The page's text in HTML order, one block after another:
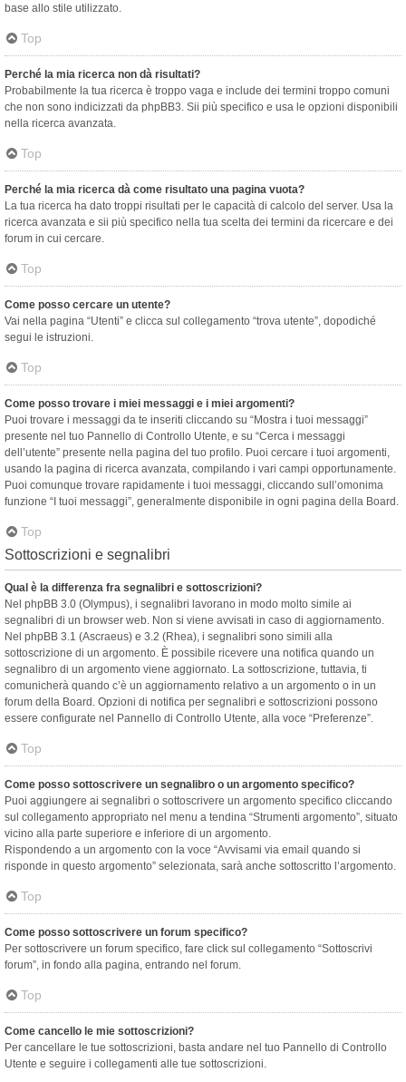
base allo stile utilizzato.
Top
Perché la mia ricerca non dà risultati?
Probabilmente la tua ricerca è troppo vaga e include dei termini troppo comuni
che non sono indicizzati da phpBB3. Sii più specifico e usa le opzioni disponibili
nella ricerca avanzata.
Top
Perché la mia ricerca dà come risultato una pagina vuota?
La tua ricerca ha dato troppi risultati per le capacità di calcolo del server. Usa la
ricerca avanzata e sii più specifico nella tua scelta dei termini da ricercare e dei
forum in cui cercare.
Top
Come posso cercare un utente?
Vai nella pagina “Utenti” e clicca sul collegamento “trova utente”, dopodiché
segui le istruzioni.
Top
Come posso trovare i miei messaggi e i miei argomenti?
Puoi trovare i messaggi da te inseriti cliccando su “Mostra i tuoi messaggi”
presente nel tuo Pannello di Controllo Utente, e su “Cerca i messaggi
dell’utente” presente nella pagina del tuo profilo. Puoi cercare i tuoi argomenti,
usando la pagina di ricerca avanzata, compilando i vari campi opportunamente.
Puoi comunque trovare rapidamente i tuoi messaggi, cliccando sull’omonima
funzione “I tuoi messaggi”, generalmente disponibile in ogni pagina della Board.
Top
Sottoscrizioni e segnalibri
Qual è la differenza fra segnalibri e sottoscrizioni?
Nel phpBB 3.0 (Olympus), i segnalibri lavorano in modo molto simile ai
segnalibri di un browser web. Non si viene avvisati in caso di aggiornamento.
Nel phpBB 3.1 (Ascraeus) e 3.2 (Rhea), i segnalibri sono simili alla
sottoscrizione di un argomento. È possibile ricevere una notifica quando un
segnalibro di un argomento viene aggiornato. La sottoscrizione, tuttavia, ti
comunicherà quando c’è un aggiornamento relativo a un argomento o in un
forum della Board. Opzioni di notifica per segnalibri e sottoscrizioni possono
essere configurate nel Pannello di Controllo Utente, alla voce “Preferenze”.
Top
Come posso sottoscrivere un segnalibro o un argomento specifico?
Puoi aggiungere ai segnalibri o sottoscrivere un argomento specifico cliccando
sul collegamento appropriato nel menu a tendina “Strumenti argomento”, situato
vicino alla parte superiore e inferiore di un argomento.
Rispondendo a un argomento con la voce “Avvisami via email quando si
risponde in questo argomento” selezionata, sarà anche sottoscritto l’argomento.
Top
Come posso sottoscrivere un forum specifico?
Per sottoscrivere un forum specifico, fare click sul collegamento “Sottoscrivi
forum”, in fondo alla pagina, entrando nel forum.
Top
Come cancello le mie sottoscrizioni?
Per cancellare le tue sottoscrizioni, basta andare nel tuo Pannello di Controllo
Utente e seguire i collegamenti alle tue sottoscrizioni.